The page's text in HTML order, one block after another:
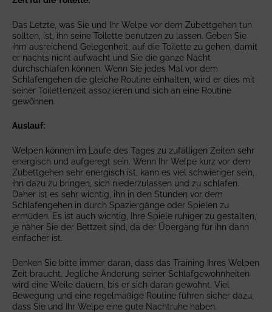
Das Letzte, was Sie und Ihr Welpe vor dem Zubettgehen tun
sollten, ist, ihn seine Toilette benutzen zu lassen. Geben Sie
ihm ausreichend Gelegenheit, auf die Toilette zu gehen, damit
er nachts nicht aufwacht und Sie die ganze Nacht
durchschlafen können. Wenn Sie jedes Mal vor dem
Schlafengehen die gleiche Routine einhalten, wird er dies mit
seiner Toilettenzeit assoziieren und sich an eine Routine
gewöhnen.
Auslauf:
Welpen können im Laufe des Tages zu zufälligen Zeiten sehr
energisch und aufgeregt sein. Wenn Ihr Welpe kurz vor dem
Zubettgehen sehr energisch ist, kann es viel schwieriger sein,
ihn dazu zu bringen, sich niederzulassen und zu schlafen.
Daher ist es sehr wichtig, ihn in den Stunden vor dem
Schlafengehen in durch Spaziergänge oder Spielen zu
ermüden. Es ist auch wichtig, Ihre Spiele ruhiger zu gestalten,
je näher Sie der Bettzeit sind, da der Übergang für ihn dann
einfacher ist.
Denken Sie bitte immer daran, dass das Training Ihres Welpen
Zeit braucht. Jegliche Änderung seiner Schlafgewohnheiten
wird eine Weile dauern, bis er sich daran gewöhnt. Viel
Bewegung und eine regelmäßige Routine führen sicher dazu,
dass Sie und Ihr Welpe eine gute Nachtruhe haben.